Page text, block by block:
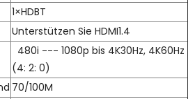
1×HDBT
Unterstützen Sie HDMI1.4
480i --- 1080p bis 4K30Hz, 4K60Hz
(4: 2: 0)
70/100M